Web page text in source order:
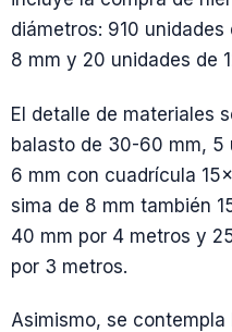
diámetros: 910
8 mm y 20 unidades de
El detalle de materiales
balasto de 30-60 mm, 5
6 mm con cuadrícula
sima de 8 mm también
40 mm por 4 metros y
por 3 metros.
Asimismo, se